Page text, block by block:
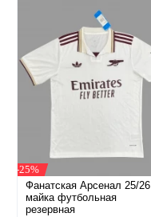
-25%
Фанатская Арсенал 25/26
майка футбольная
резервная